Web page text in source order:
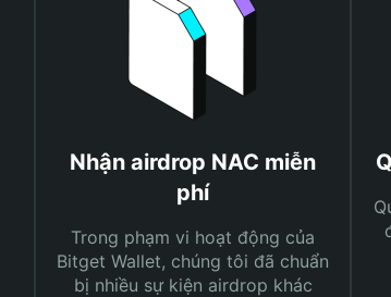
Nhận airdrop NAC miễn
phí
Trong phạm vi hoạt động của
Bitget Wallet, chúng tôi đã chuẩn
bị nhiều sự kiện airdrop khác